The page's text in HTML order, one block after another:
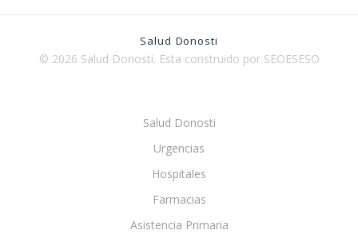
Salud Donosti
© 2026 Salud Donosti. Esta construido por SEOESESO
Salud Donosti
Urgencias
Hospitales
Farmacias
Asistencia Primaria